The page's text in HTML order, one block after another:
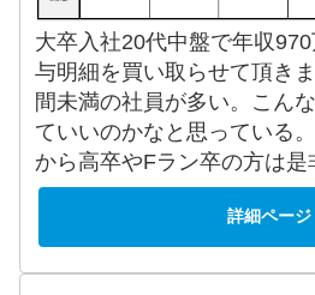
大卒入社20代中盤で年収
与明細を買い取らせて頂き
間未満の社員が多い。こん
ていいのかなと思っている
から高卒やFラン卒の方は是
詳細ページ